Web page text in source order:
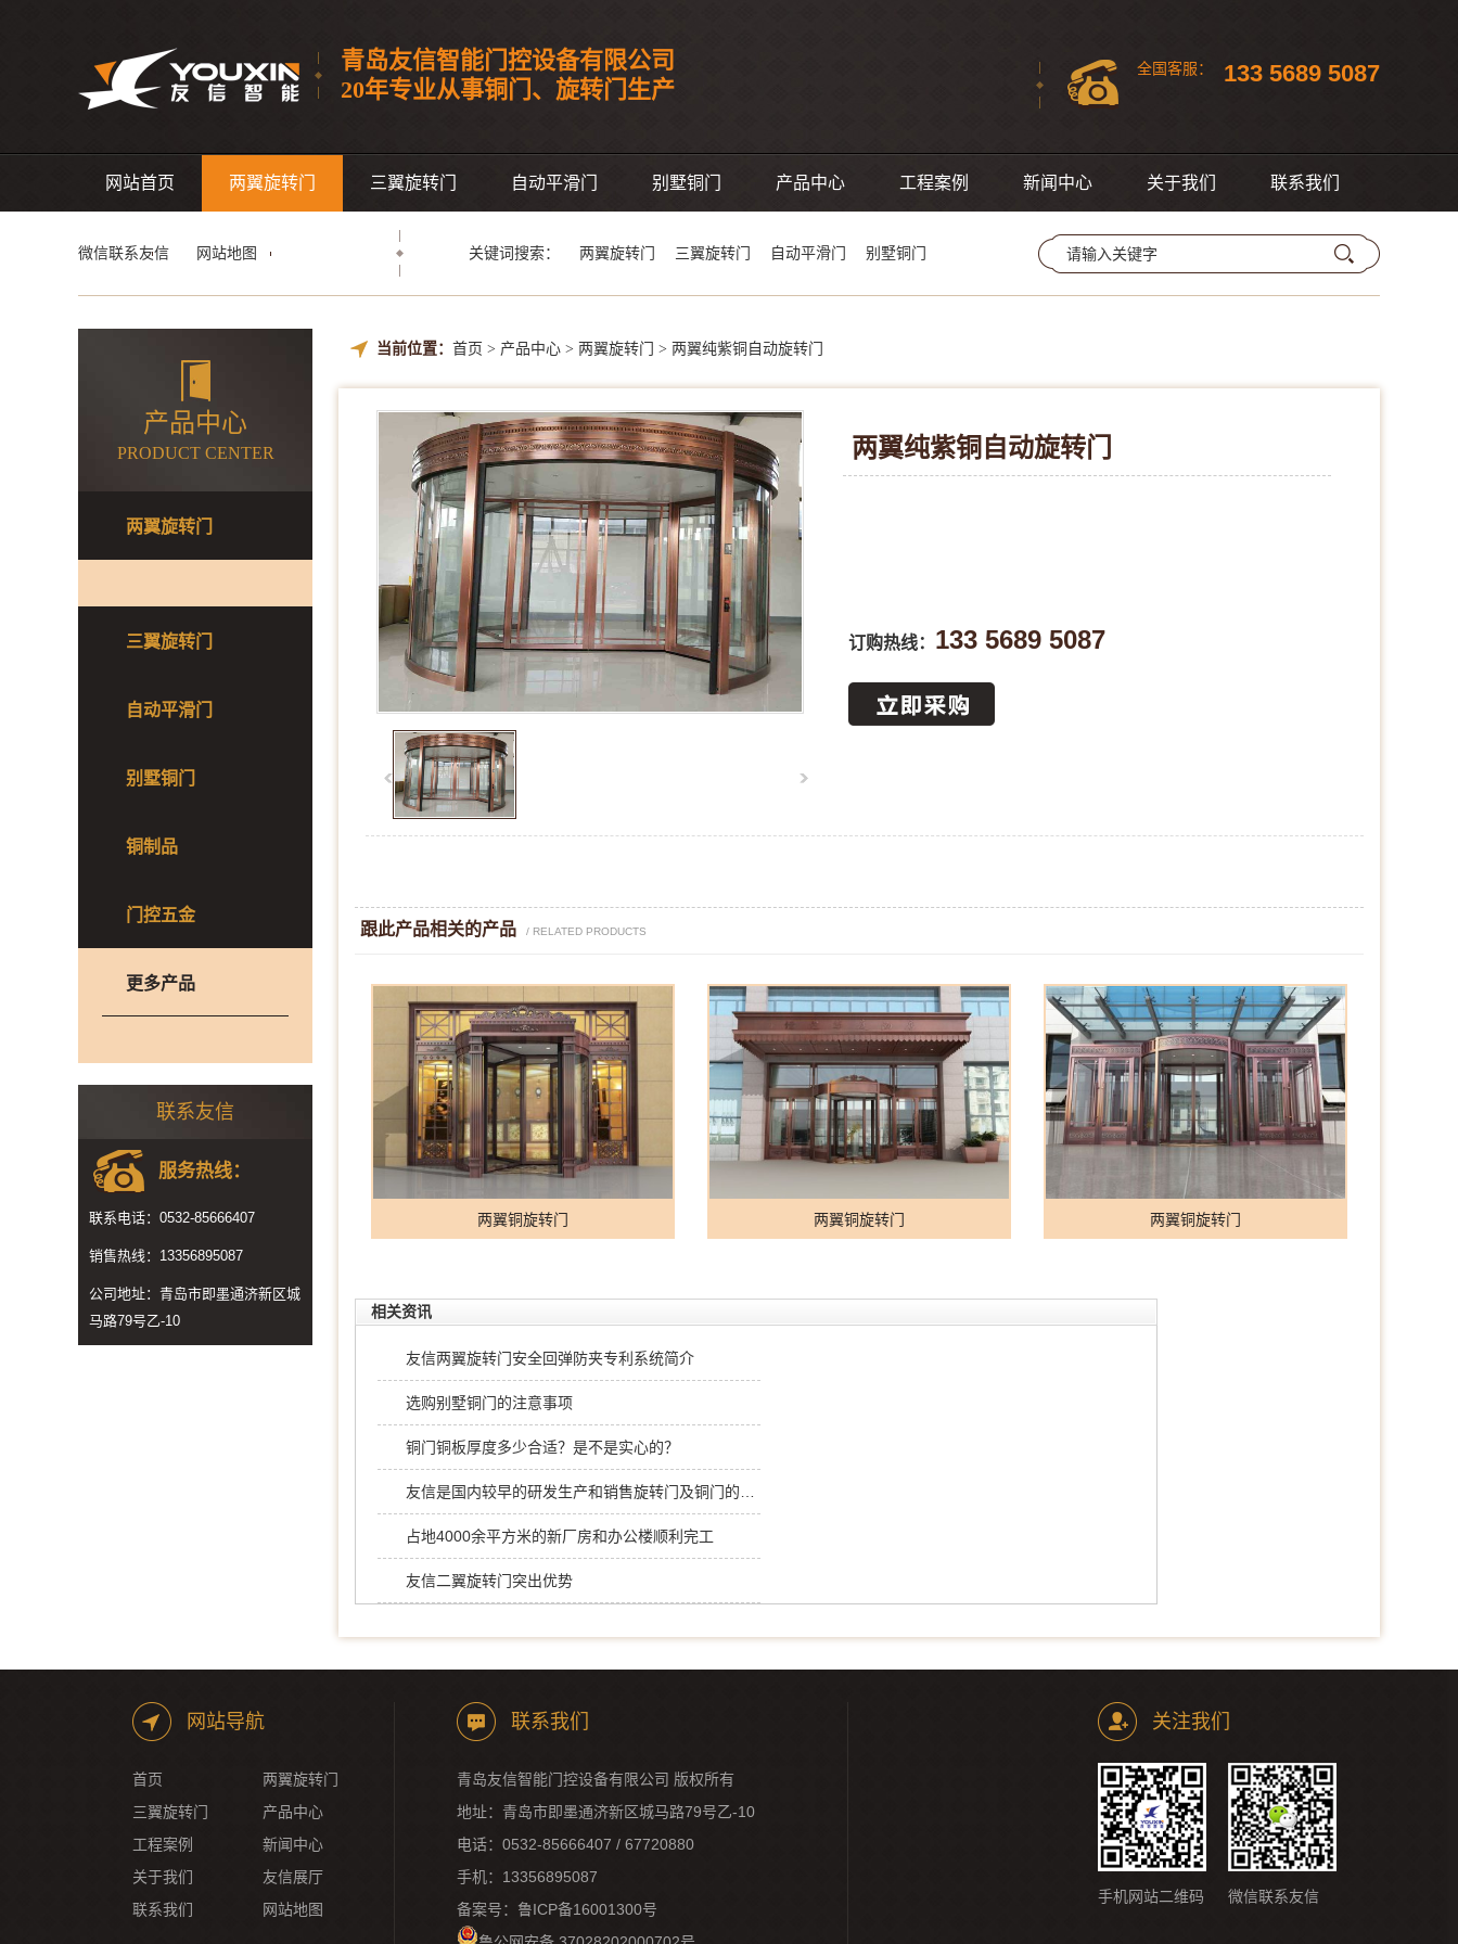
青岛友信智能门控设备有限公司
20年专业从事铜门、旋转门生产
全国 客服： 133 5689 5087
网站首页 两翼旋转门 三翼旋转门 自动平滑门 别墅铜门 产品中心 工程案例 新闻中心 关于我们 联系我们
微信联系友信 网站地图 关键词搜索： 两翼旋转门 三翼旋转门 自动平滑门 别墅铜门
当前位置： 首页 > 产品中心 > 两翼旋转门 > 两翼纯紫铜自动旋转门
两翼纯紫铜自动旋转门
订购热线： 133 5689 5087
跟此产品相关的产品 / RELATED PRODUCTS
两翼铜旋转门 两翼铜旋转门 两翼铜旋转门
相关资讯
友信两翼旋转门安全回弹防夹专利系统简介
选购别墅铜门的注意事项
铜门铜板厚度多少合适？是不是实心的？
占地4000余平方米的新厂房和办公楼顺利完工
友信二翼旋转门突出优势
产品中心
PRODUCT CENTER
两翼旋转门
三翼旋转门
自动平滑门
别墅铜门
铜制品
门控五金
更多产品
联系友信
服务热线：
联系电话：0532-85666407
销售热线：13356895087
公司地址：青岛市即墨通济新区城
马路79号乙-10
网站导航
首页
两翼旋转门
三翼旋转门
产品中心
工程案例
新闻中心
关于我们
友信展厅
联系我们
网站地图
联系我们
青岛友信智能门控设备有限公司 版权所有
地址：青岛市即墨通济新区城马路79号乙-10
电话：0532-85666407 / 67720880
手机：13356895087
备案号： 鲁ICP备16001300号
关注我们
手机网站二维码 微信联系友信